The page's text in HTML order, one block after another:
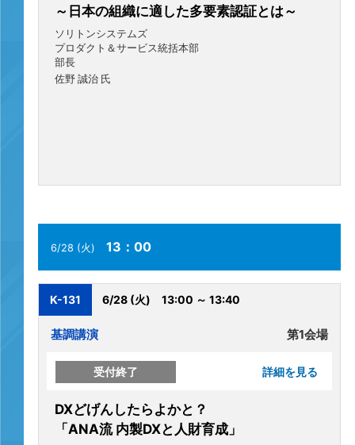
～日本の組織に適した多要素認証とは～
ソリトンシステムズ
プロダクト＆サービス統括本部
部長
佐野 誠治 氏
6/28 (火) 13：00
K-131 6/28 (火) 13:00 ～ 13:40
基調講演 第1会場
受付終了 詳細を見る
DXどげんしたらよかと？
「ANA流 内製DXと人財育成」